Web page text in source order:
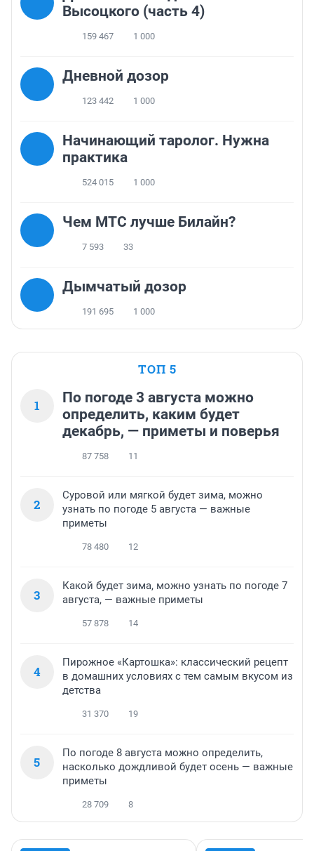
Высоцкого (часть 4)
159 467 1 000
Дневной дозор
123 442 1 000
Начинающий таролог. Нужна
практика
524 015 1 000
Чем МТС лучше Билайн?
7 593 33
Дымчатый дозор
191 695 1 000
ТОП 5
1
По погоде 3 августа можно
определить, каким будет
декабрь, — приметы и поверья
87 758 11
2
Суровой или мягкой будет зима, можно
узнать по погоде 5 августа — важные
приметы
78 480 12
3
Какой будет зима, можно узнать по погоде 7
августа, — важные приметы
57 878 14
4
Пирожное «Картошка»: классический рецепт
в домашних условиях с тем самым вкусом из
детства
31 370 19
5
По погоде 8 августа можно определить,
насколько дождливой будет осень — важные
приметы
28 709 8